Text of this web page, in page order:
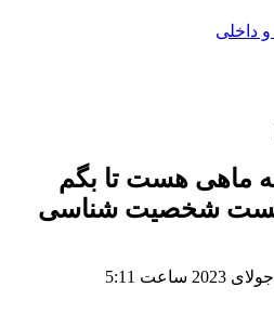
داخلی
ماهی هست تا بگم
تست شخصیت شناسی